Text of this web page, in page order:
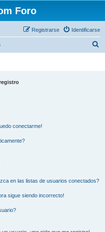
Foro
Identificarse
Registrarse
conectarme!
en las listas de usuarios conectados?
sigue siendo incorrecto!